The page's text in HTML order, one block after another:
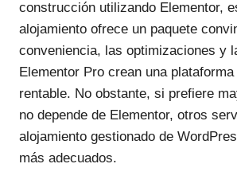
construcción utilizando Elementor,
alojamiento ofrece un paquete
conveniencia, las optimizaciones y
Elementor Pro crean una
rentable. No obstante, si prefiere
no depende de Elementor, otros
alojamiento gestionado de
más adecuados.